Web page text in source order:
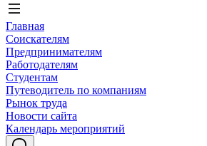
Главная
Соискателям
Предпринимателям
Работодателям
Студентам
Путеводитель по компаниям
Рынок труда
Новости сайта
Календарь мероприятий